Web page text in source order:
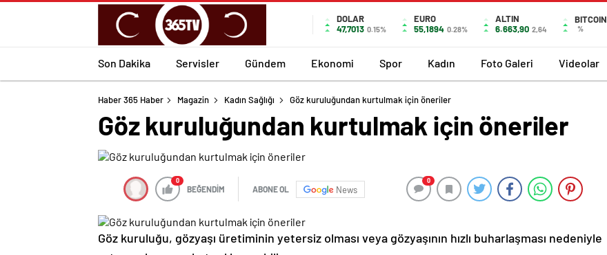
DOLAR
47,7013 0.15%
EURO
55,1894 0.28%
ALTIN
6.663,90 2,64
BITCOIN
%
Son Dakika Servisler Gündem Ekonomi Spor Kadın Foto Galeri Videolar
Haber 365 Haber Magazin Kadın Sağlığı Göz kuruluğundan kurtulmak için öneriler
Göz kuruluğundan kurtulmak için öneriler
0
BEĞENDİM ABONE OL News
0
Göz kuruluğu, gözyaşı üretiminin yetersiz olması veya gözyaşının hızlı buharlaşması nedeniyle